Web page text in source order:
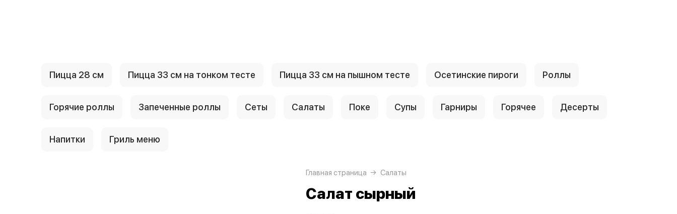
Пицца 28 см Пицца 33 см на тонком тесте Пицца 33 см на пышном тесте Осетинские пироги Роллы
Горячие роллы Запеченные роллы Сеты Салаты Поке Супы Гарниры Горячее Десерты
Напитки Гриль меню
Главная страница Салаты
Салат сырный